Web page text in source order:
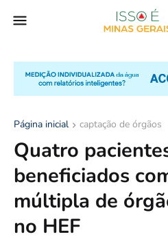
Página inicial captação de órgãos
Quatro
beneficiados
múltipla de
no HEF